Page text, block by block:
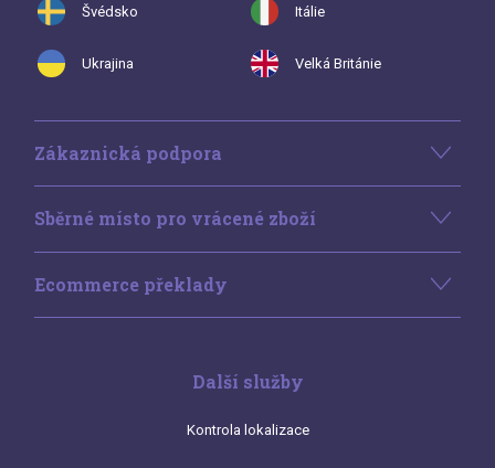
Švédsko Itálie
Ukrajina Velká Británie
Zákaznická podpora
Sběrné místo pro vrácené zboží
Ecommerce překlady
Další služby
Kontrola lokalizace